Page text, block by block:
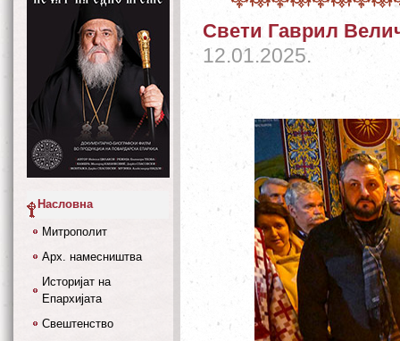
Свети Гаврил
12.01.2025.
Насловна
Митрополит
Арх. намесништва
Историјат на
Епархијата
Свештенство